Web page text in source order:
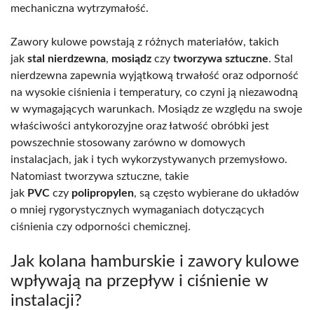
mechaniczna wytrzymałość.
Zawory kulowe powstają z różnych materiałów, takich
jak stal nierdzewna, mosiądz czy tworzywa sztuczne. Stal
nierdzewna zapewnia wyjątkową trwałość oraz odporność
na wysokie ciśnienia i temperatury, co czyni ją niezawodną
w wymagających warunkach. Mosiądz ze względu na swoje
właściwości antykorozyjne oraz łatwość obróbki jest
powszechnie stosowany zarówno w domowych
instalacjach, jak i tych wykorzystywanych przemysłowo.
Natomiast tworzywa sztuczne, takie
jak PVC czy polipropylen, są często wybierane do układów
o mniej rygorystycznych wymaganiach dotyczących
ciśnienia czy odporności chemicznej.
Jak kolana hamburskie i zawory kulowe
wpływają na przepływ i ciśnienie w
instalacji?